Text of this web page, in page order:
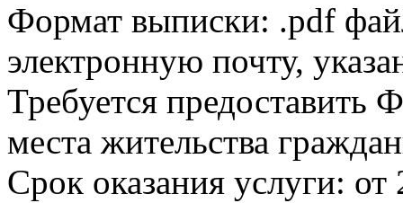
Формат выписки: .pdf
электронную почту,
Требуется
места жительства
Срок оказания услуги: от